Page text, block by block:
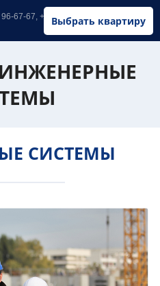
Выбрать квартиру
67-67, +7 (902) 326-67-67
СИСТЕМЫ